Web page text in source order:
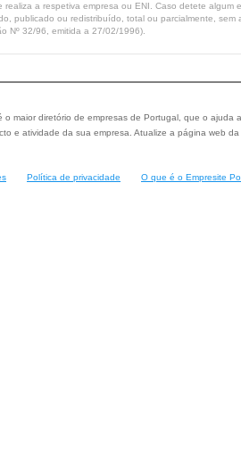
a respetiva empresa ou ENI. Caso detete algum
publicado ou redistribuído, total ou parcialmente, sem
Nº 32/96, emitida a 27/02/1996).
o maior diretório de empresas de Portugal, que o ajuda
e atividade da sua empresa. Atualize a página web
Política de privacidade O que é o Empresite